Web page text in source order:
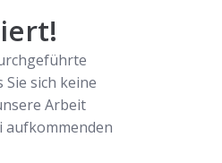
sich keine
Arbeit
aufkommenden